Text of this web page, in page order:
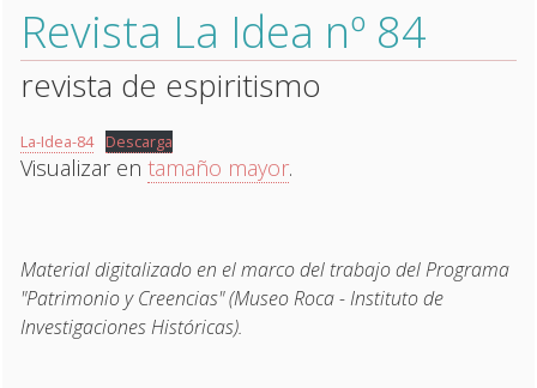
Revista La Idea nº 84
revista de espiritismo
La-Idea-84 Descarga
Visualizar entamaño mayor.
Material digitalizado en el marco del trabajo del Programa
"Patrimonio y Creencias" (Museo Roca - Instituto de
Investigaciones Históricas).